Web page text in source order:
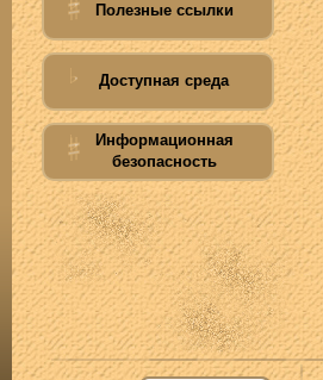
Полезные ссылки
Доступная среда
Информационная
безопасность